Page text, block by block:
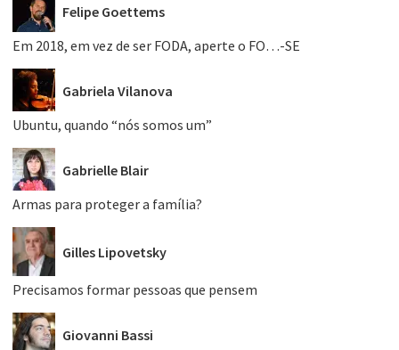
Felipe Goettems
Em 2018, em vez de ser FODA, aperte o FO…-SE
Gabriela Vilanova
Ubuntu, quando “nós somos um”
Gabrielle Blair
Armas para proteger a família?
Gilles Lipovetsky
Precisamos formar pessoas que pensem
Giovanni Bassi